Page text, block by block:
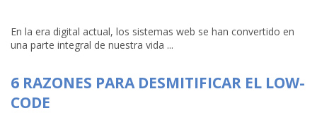
En la era digital actual, los sistemas web se han convertido en
una parte integral de nuestra vida ...
6 RAZONES PARA DESMITIFICAR EL LOW-
CODE